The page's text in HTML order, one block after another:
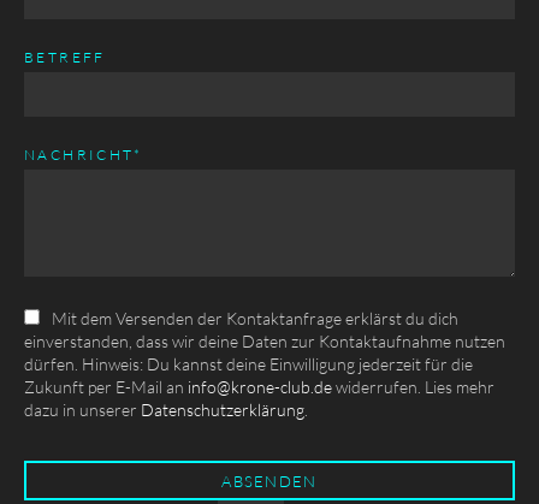
BETREFF
PFLICHTFELD
NACHRICHT *
Mit dem Versenden der Kontaktanfrage erklärst du dich
einverstanden, dass wir deine Daten zur Kontaktaufnahme nutzen
dürfen. Hinweis: Du kannst deine Einwilligung jederzeit für die
Zukunft per E-Mail an info@krone-club.dewiderrufen. Lies mehr
dazu in unserer Datenschutzerklärung
ABSENDEN